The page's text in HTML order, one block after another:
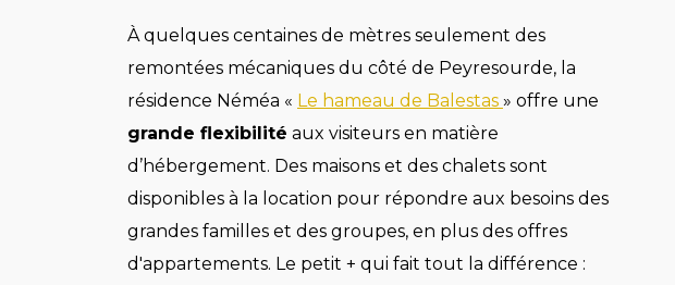
À quelques centaines de mètres seulement des
remontées mécaniques du côté de Peyresourde, la
résidence Néméa « Le hameau de Balestas » offre une
grande flexibilité aux visiteurs en matière
d’hébergement. Des maisons et des chalets sont
disponibles à la location pour répondre aux besoins des
grandes familles et des groupes, en plus des offres
d'appartements. Le petit + qui fait tout la différence :